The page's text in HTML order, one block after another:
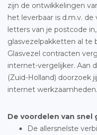
zijn de ontwikkelingen
het leverbaar is d.m.v.
letters van je postcode
glasvezelpakketten al te
Glasvezel contracten
internet-vergelijker. Aan
(Zuid-Holland) doorzoek
internet
De voordelen van
De allersnelste